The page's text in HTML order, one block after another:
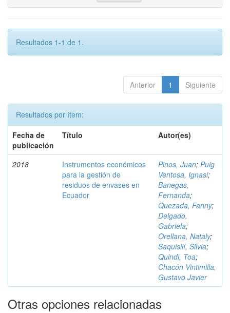
Resultados 1-1 de 1.
Anterior 1 Siguiente
Resultados por ítem:
Fecha de
publicación
Título Autor(es)
2018
Instrumentos económicos
para la gestión de
residuos de envases en
Ecuador
Pinos, Juan; Puig
Ventosa, Ignasi;
Banegas,
Fernanda;
Quezada, Fanny;
Delgado,
Gabriela;
Orellana, Nataly;
Saquisilí, Silvia;
Quindi, Toa;
Chacón Vintimilla,
Gustavo Javier
Otras opciones relacionadas